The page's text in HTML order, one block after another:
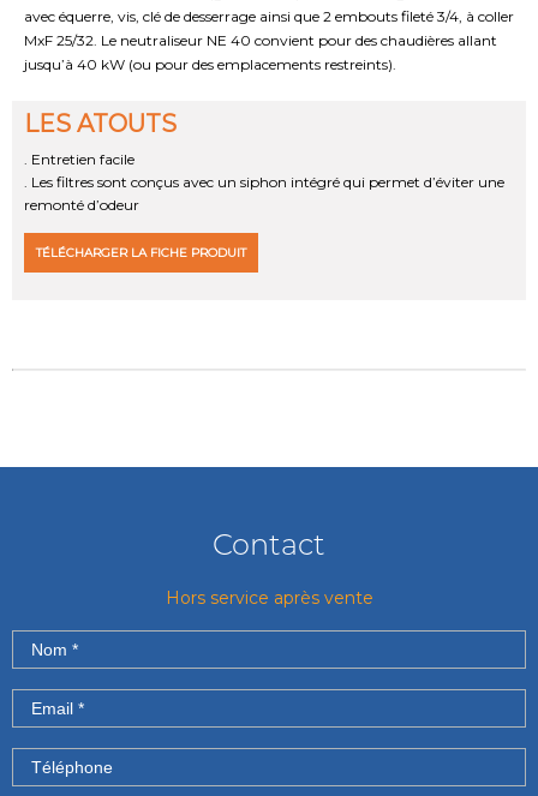
avec équerre, vis, clé de desserrage ainsi que 2 embouts fileté 3/4, à coller
MxF 25/32. Le neutraliseur NE 40 convient pour des chaudières allant
jusqu’à 40 kW (ou pour des emplacements restreints).
LES ATOUTS
. Entretien facile
. Les filtres sont conçus avec un siphon intégré qui permet d’éviter une
remonté d’odeur
TÉLÉCHARGER LA FICHE PRODUIT
Contact
Hors service après vente